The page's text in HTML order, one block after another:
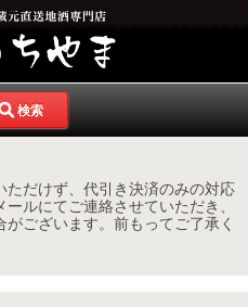
検索
だけず、代引き決済のみの対応
ルにてご連絡させていただき、
ございます。前もってご了承く